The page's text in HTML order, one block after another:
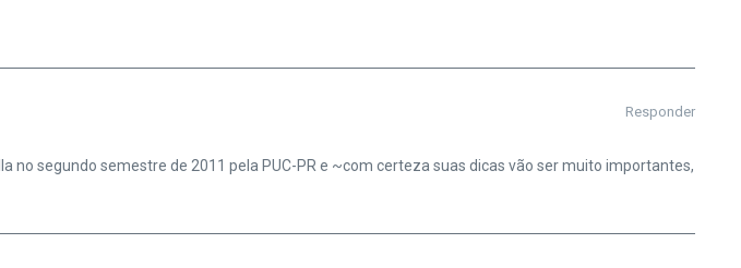
Responder
no segundo semestre de 2011 pela PUC-PR e ~com certeza suas dicas vão ser muito importantes,